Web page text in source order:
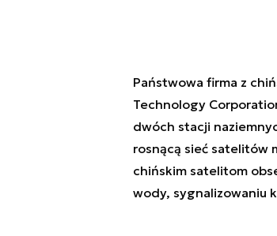
Państwowa firma z
Technology
dwóch stacji
rosnącą sieć satelitów
chińskim satelitom
wody, sygnalizowaniu